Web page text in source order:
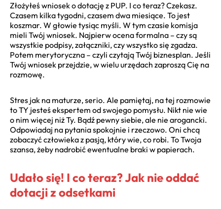
Złożyłeś wniosek o dotację z PUP. I co teraz? Czekasz.
Czasem kilka tygodni, czasem dwa miesiące. To jest
koszmar. W głowie tysiąc myśli. W tym czasie komisja
mieli Twój wniosek. Najpierw ocena formalna – czy są
wszystkie podpisy, załączniki, czy wszystko się zgadza.
Potem merytoryczna – czyli czytają Twój biznesplan. Jeśli
Twój wniosek przejdzie, w wielu urzędach zaproszą Cię na
rozmowę.
Stres jak na maturze, serio. Ale pamiętaj, na tej rozmowie
to TY jesteś ekspertem od swojego pomysłu. Nikt nie wie
o nim więcej niż Ty. Bądź pewny siebie, ale nie arogancki.
Odpowiadaj na pytania spokojnie i rzeczowo. Oni chcą
zobaczyć człowieka z pasją, który wie, co robi. To Twoja
szansa, żeby nadrobić ewentualne braki w papierach.
Udało się! I co teraz? Jak nie oddać
dotacji z odsetkami